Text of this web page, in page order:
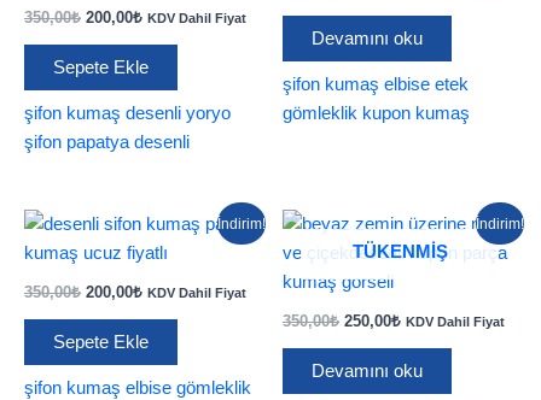
350,00₺ Orijinal
350,00₺.
200,00₺Şu
200,00₺.
KDV Dahil Fiyat
Sepete Ekle
şifon kumaş desenli yoryo
şifon papatya desenli
fiyat:
200,00₺.
Devamını oku
şifon kumaş elbise etek
gömleklik kupon kumaş
İndirim!
350,00₺ Orijinal
350,00₺.
200,00₺Şu
200,00₺.
KDV Dahil Fiyat
Sepete Ekle
şifon kumaş elbise gömleklik
İndirim!
TÜKENMIŞ
350,00₺ Orijinal
250,00₺Şu
fiyat:
250,00₺.
KDV Dahil Fiyat
Devamını oku